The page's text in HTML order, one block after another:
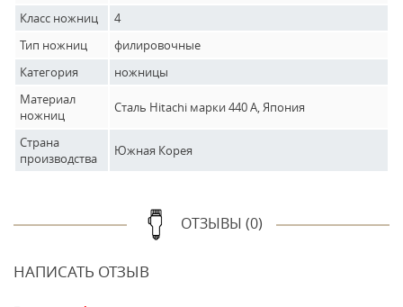
Класс ножниц
4
Тип ножниц
филировочные
Категория
ножницы
Материал
ножниц
Сталь Hitachi марки 440 А, Япония
Страна
производства
Южная Корея
ОТЗЫВЫ (0)
НАПИСАТЬ ОТЗЫВ